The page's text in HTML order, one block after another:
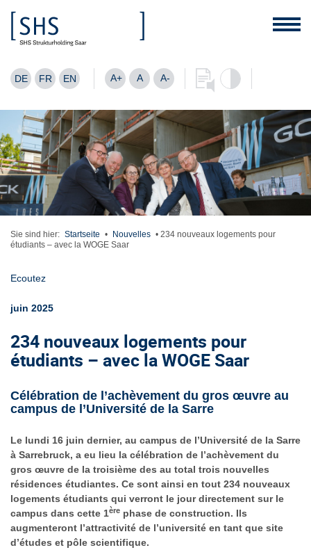
DE FR EN A+ A A-
Sie sind hier: Startseite • Nouvelles • 234 nouveaux logements pour
étudiants – avec la WOGE Saar
Ecoutez
juin 2025
234 nouveaux logements pour
étudiants – avec la WOGE Saar
Célébration de l’achèvement du gros œuvre au
campus de l’Université de la Sarre
Le lundi 16 juin dernier, au campus de l’Université de la Sarre
à Sarrebruck, a eu lieu la célébration de l’achèvement du
gros œuvre de la troisième des au total trois nouvelles
résidences étudiantes. Ce sont ainsi en tout 234 nouveaux
logements étudiants qui verront le jour directement sur le
campus dans cette 1ère phase de construction. Ils
augmenteront l’attractivité de l’université en tant que site
d’études et pôle scientifique.